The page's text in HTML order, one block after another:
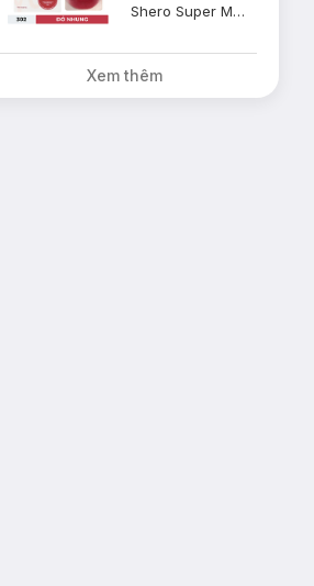
Shero Super Matte Lip & Cheek Mud
Xem thêm